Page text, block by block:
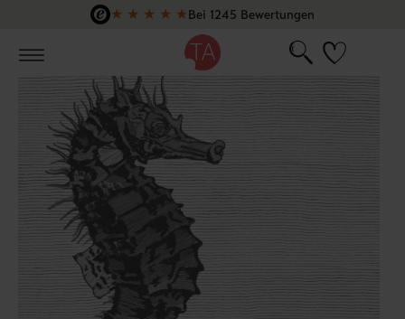
Zum Hauptinhalt springen
★ ★ ★ ★ ★Bei 1245 Bewertungen